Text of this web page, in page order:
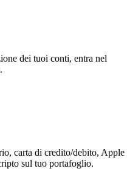
dei tuoi conti, entra nel
carta di credito/debito, Apple
sul tuo portafoglio.